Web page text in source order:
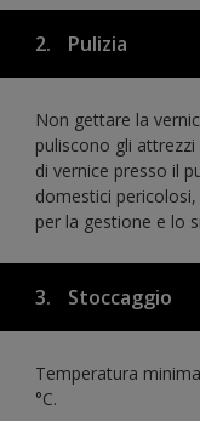
2. Pulizia
Non gettare la
puliscono gli
di vernice presso il
domestici
per la gestione e lo
3. Stoccaggio
Temperatura
°C.